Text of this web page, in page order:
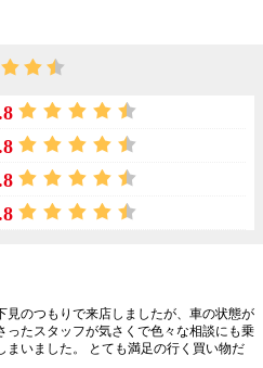
見のつもりで来店しましたが、車の状態が
ったスタッフが気さくで色々な相談にも乗
まいました。 とても満足の行く買い物だ